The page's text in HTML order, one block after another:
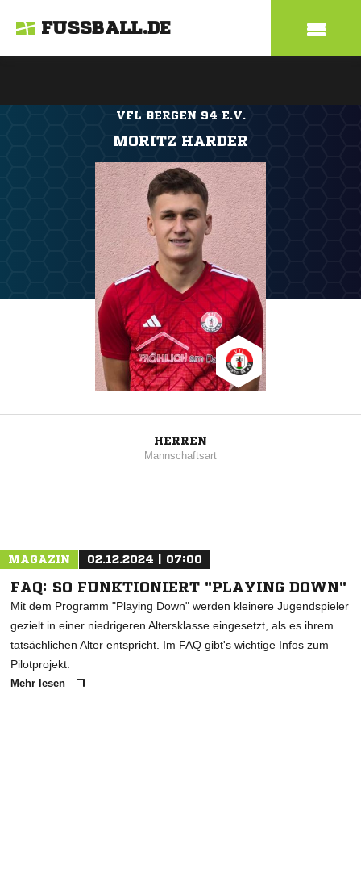
FUSSBALL.DE
VFL BERGEN 94 E.V.
MORITZ HARDER
HERREN
Mannschaftsart
MAGAZIN 02.12.2024 | 07:00
FAQ: SO FUNKTIONIERT "PLAYING DOWN"
Mit dem Programm "Playing Down" werden kleinere Jugendspieler
gezielt in einer niedrigeren Altersklasse eingesetzt, als es ihrem
tatsächlichen Alter entspricht. Im FAQ gibt's wichtige Infos zum
Pilotprojekt.
Mehr lesen